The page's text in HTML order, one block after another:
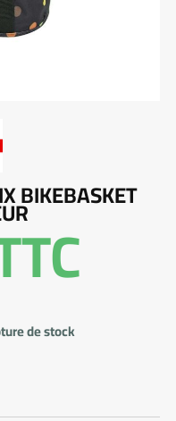
BIKEBASKET
de stock